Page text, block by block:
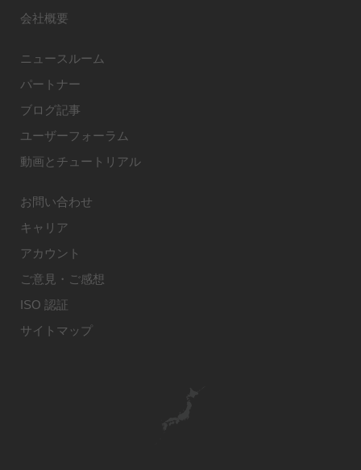
会社概要
ニュースルーム
パートナー
ブログ記事
ユーザーフォーラム
動画とチュートリアル
お問い合わせ
キャリア
アカウント
ご意見・ご感想
ISO 認証
サイトマップ